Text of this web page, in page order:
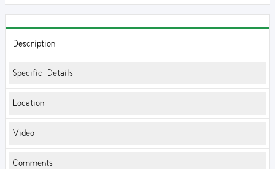
Description
Specific Details
Location
Video
Comments